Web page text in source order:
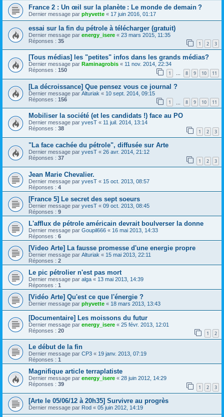
France 2 : Un œil sur la planète : Le monde de demain ?
Dernier message par phyvette « 17 juin 2016, 01:17
essai sur la fin du pétrole à télécharger (gratuit)
Dernier message par energy_isere « 23 mars 2015, 11:35
Réponses : 35 1 2 3
[Tous médias] les "petites" infos dans les grands médias?
Dernier message par Raminagrobis « 11 nov. 2014, 22:34
Réponses : 150 1 … 8 9 10 11
[La décroissance] Que pensez vous ce journal ?
Dernier message par Alturiak « 10 sept. 2014, 09:15
Réponses : 156 1 8 9 10 11
Mobiliser la société (et les candidats !) face au PO
Dernier message par yvesT « 11 juil. 2014, 13:14
Réponses : 38 1 2 3
"La face cachée du pétrole", diffusée sur Arte
Dernier message par yvesT « 26 avr. 2014, 21:12
Réponses : 37 1 2 3
Jean Marie Chevalier.
Dernier message par yvesT « 15 oct. 2013, 08:57
Réponses : 4
[France 5] Le secret des sept soeurs
Dernier message par yvesT « 09 oct. 2013, 08:45
Réponses : 9
L'afflux de pétrole américain devrait boulverser la donne
Dernier message par Goupil666 « 16 mai 2013, 14:33
Réponses : 6
[Video Arte] La fausse promesse d'une energie propre
Dernier message par Alturiak « 15 mai 2013, 22:11
Réponses : 2
Le pic pétrolier n'est pas mort
Dernier message par alga « 13 mai 2013, 14:39
Réponses : 1
[Vidéo Arte] Qu'est ce que l'énergie ?
Dernier message par phyvette « 18 mars 2013, 13:43
[Documentaire] Les moissons du futur
Dernier message par energy_isere « 25 févr. 2013, 12:01
Réponses : 20 1 2
Le début de la fin
Dernier message par CP3 « 19 janv. 2013, 07:19
Réponses : 1
Magnifique article terraplatiste
Dernier message par energy_isere « 28 juin 2012, 14:29
Réponses : 39 1 2 3
[Arte le 05/06/12 à 20h35] Survivre au progrès
Dernier message par Rod « 05 juin 2012, 14:19